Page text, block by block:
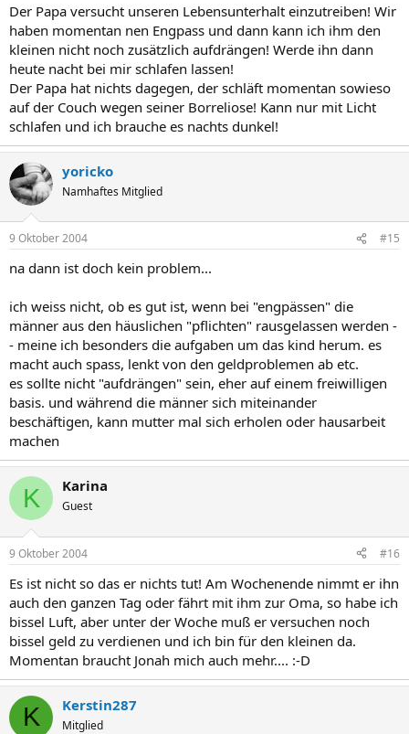
Der Papa versucht unseren Lebensunterhalt einzutreiben! Wir
haben momentan nen Engpass und dann kann ich ihm den
kleinen nicht noch zusätzlich aufdrängen! Werde ihn dann
heute nacht bei mir schlafen lassen!
Der Papa hat nichts dagegen, der schläft momentan sowieso
auf der Couch wegen seiner Borreliose! Kann nur mit Licht
schlafen und ich brauche es nachts dunkel!
yoricko
Namhaftes Mitglied
9 Oktober 2004 #15
na dann ist doch kein problem...
ich weiss nicht, ob es gut ist, wenn bei "engpässen" die
männer aus den häuslichen "pflichten" rausgelassen werden -
- meine ich besonders die aufgaben um das kind herum. es
macht auch spass, lenkt von den geldproblemen ab etc.
es sollte nicht "aufdrängen" sein, eher auf einem freiwilligen
basis. und während die männer sich miteinander
beschäftigen, kann mutter mal sich erholen oder hausarbeit
machen
K Karina
Guest
9 Oktober 2004 #16
Es ist nicht so das er nichts tut! Am Wochenende nimmt er ihn
auch den ganzen Tag oder fährt mit ihm zur Oma, so habe ich
bissel Luft, aber unter der Woche muß er versuchen noch
bissel geld zu verdienen und ich bin für den kleinen da.
Momentan braucht Jonah mich auch mehr.... :-D
K Kerstin287
Mitglied